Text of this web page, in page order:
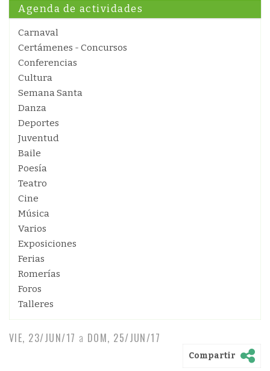
Agenda de actividades
Carnaval
Certámenes - Concursos
Conferencias
Cultura
Semana Santa
Danza
Deportes
Juventud
Baile
Poesía
Teatro
Cine
Música
Varios
Exposiciones
Ferias
Romerías
Foros
Talleres
VIE, 23/JUN/17 a DOM, 25/JUN/17
Compartir